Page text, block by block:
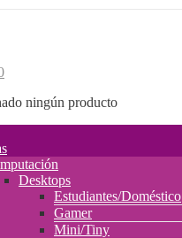
ningún producto
Desktops
Estudiantes/Doméstico
Gamer
Mini/Tiny